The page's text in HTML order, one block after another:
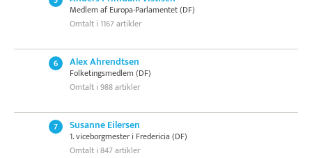
Medlem af Europa-Parlamentet (DF)
Omtalt i 1167 artikler
6 Alex Ahrendtsen
Folketingsmedlem (DF)
Omtalt i 988 artikler
7 Susanne Eilersen
1. viceborgmester i Fredericia (DF)
Omtalt i 847 artikler